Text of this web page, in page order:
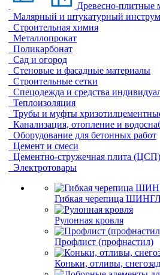
Древесно-плитные
Малярный и штукатурный
Строительная химия
Металлопрокат
Поликарбонат
Сад и огород
Стеновые и фасадные материалы
Строительные сетки
Спецодежда и средства
Теплоизоляция
Трубы и муфты
Канализация, отопление и
Оборудование для бетонных работ
Цемент и смеси
Цементно-стружечная плита (ЦСП)
Электротовары
Гибкая черепица
Рулонная кровля
Профлист (профнастил)
Коньки, отливы,